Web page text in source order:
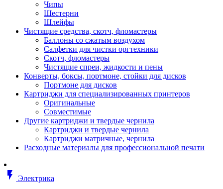
Лента монтажная
Основание монтажное для
стяжек и элементов
Растворитель
Саморез
Саморез по дереву
Скоба такелажная, шакл
Стержень резьбовой
Хомут резьбовой u-образной
(стремянка)
Шайба
Шпилька резьбовая
Чипы
Шестерни
Шлейфы
Чистящие средства, скотч, фломастеры
Баллоны со сжатым воздухом
Салфетки для чистки оргтехники
Скотч, фломастеры
Чистящие спреи, жидкости и пены
Конверты, боксы, портмоне, стойки для дисков
Портмоне для дисков
Картриджи для специализированных принтеров
Оригинальные
Совместимые
Другие картриджи и твердые чернила
Картриджи и твердые чернила
Картриджи матричные, чернила
Расходные материалы для профессиональной печати
flash_on
Электрика